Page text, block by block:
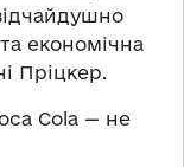
економічна
Пріцкер.
Cola — не